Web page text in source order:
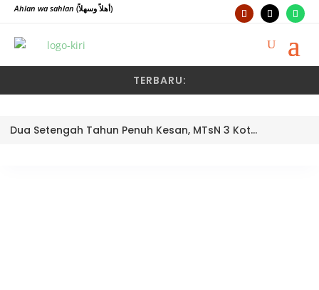
Ahlan wa sahlan (أهلاً وسهلاً)
TERBARU:
Dua Setengah Tahun Penuh Kesan, MTsN 3 Kota Padang Lepas Pengawas Pembina Dra. Nayusminar Nasrun